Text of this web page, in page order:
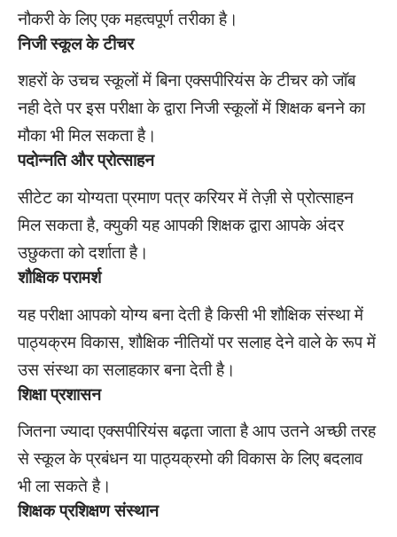
नौकरी के लिए एक महत्वपूर्ण तरीका है।
निजी स्कूल के टीचर
शहरों के उचच स्कूलों में बिना एक्सपीरियंस के टीचर को जॉब
नही देते पर इस परीक्षा के द्वारा निजी स्कूलों में शिक्षक बनने का
मौका भी मिल सकता है।
पदोन्नति और प्रोत्साहन
सीटेट का योग्यता प्रमाण पत्र करियर में तेज़ी से प्रोत्साहन
मिल सकता है, क्युकी यह आपकी शिक्षक द्वारा आपके अंदर
उछुकता को दर्शाता है।
शौक्षिक परामर्श
यह परीक्षा आपको योग्य बना देती है किसी भी शौक्षिक संस्था में
पाठ्यक्रम विकास, शौक्षिक नीतियों पर सलाह देने वाले के रूप में
उस संस्था का सलाहकार बना देती है।
शिक्षा प्रशासन
जितना ज्यादा एक्सपीरियंस बढ़ता जाता है आप उतने अच्छी तरह
से स्कूल के प्रबंधन या पाठ्यक्रमो की विकास के लिए बदलाव
भी ला सकते है।
शिक्षक प्रशिक्षण संस्थान